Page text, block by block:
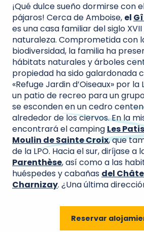
¡Qué dulce sueño dormirse con
pájaros! Cerca de Amboise, el
es una casa familiar del siglo
naturaleza. Comprometida con
biodiversidad, la familia ha
hábitats naturales y árboles
propiedad ha sido galardonada
«Refuge Jardin d’Oiseaux» por la
un patio de recreo para un
se esconden en un cedro
alrededor de los ciervos. En la
encontrará el camping Les Patis
Moulin de Sainte Croix, que
de la LPO. Hacia el sur, diríjase a
Parenthèse, así como a las
huéspedes y cabañas del
Charnizay. ¿Una última
Reservar